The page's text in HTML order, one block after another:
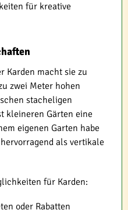
für kreative
Karden macht sie zu
zwei Meter hohen
stacheligen
kleineren Gärten eine
eigenen Garten habe
als vertikale
für Karden:
oder Rabatten